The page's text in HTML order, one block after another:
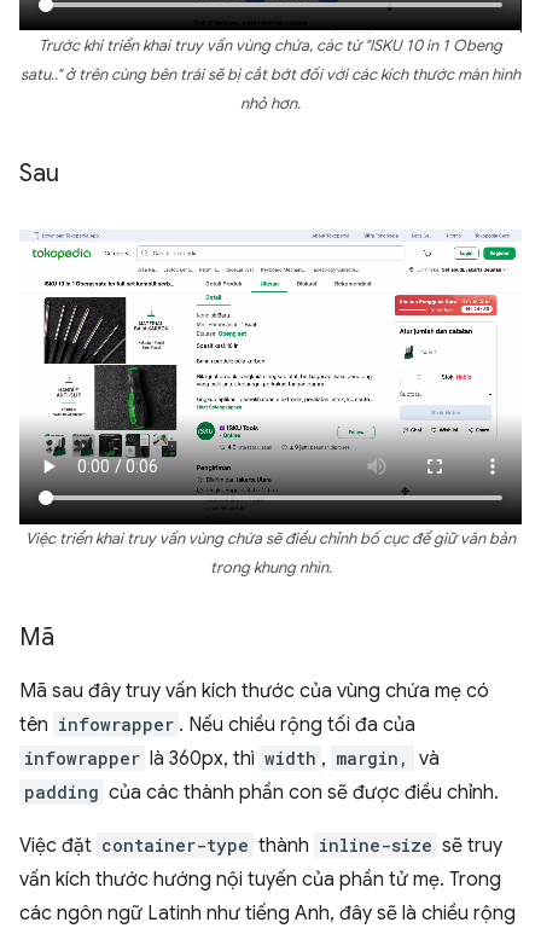
Trước khi triển khai truy vấn vùng chứa, các từ "ISKU 10 in 1 Obeng
satu.." ở trên cùng bên trái sẽ bị cắt bớt đối với các kích thước màn hình
nhỏ hơn.
Sau
Việc triển khai truy vấn vùng chứa sẽ điều chỉnh bố cục để giữ văn bản
trong khung nhìn.
Mã
Mã sau đây truy vấn kích thước của vùng chứa mẹ có
tên infowrapper . Nếu chiều rộng tối đa của
infowrapper là 360px, thì width , margin, và
padding của các thành phần con sẽ được điều chỉnh.
Việc đặt container-type thành inline-size sẽ truy
vấn kích thước hướng nội tuyến của phần tử mẹ. Trong
các ngôn ngữ Latinh như tiếng Anh, đây sẽ là chiều rộng